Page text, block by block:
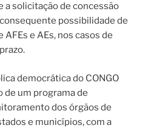
a solicitação de concessão
possibilidade de
e AEs, nos casos de
democrática do CONGO
de um programa de
dos órgãos de
e municípios, com a